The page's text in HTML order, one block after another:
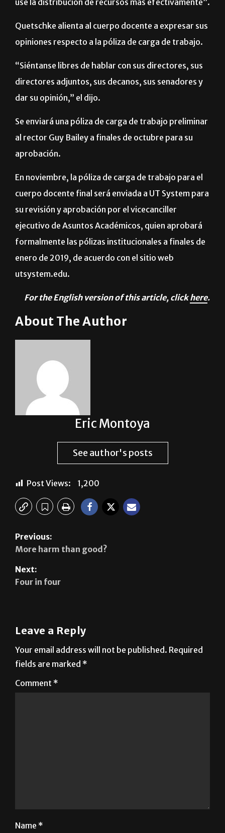
use la distribución de recursos más efectivamente”.
Quetschke alienta al cuerpo docente a expresar sus
opiniones respecto a la póliza de carga de trabajo.
“Siéntanse libres de hablar con sus directores, sus
directores adjuntos, sus decanos, sus senadores y
dar su opinión,” el dijo.
Se enviará una póliza de carga de trabajo preliminar
al rector Guy Bailey a finales de octubre para su
aprobación.
En noviembre, la póliza de carga de trabajo para el
cuerpo docente final será enviada a UT System para
su revisión y aprobación por el vicecanciller
ejecutivo de Asuntos Académicos, quien aprobará
formalmente las pólizas institucionales a finales de
enero de 2019, de acuerdo con el sitio web
utsystem.edu.
For the English version of this article, click
Eric Montoya
See author's posts
Post Views: 1,200
More harm than good?
Leave a Reply
fields are marked